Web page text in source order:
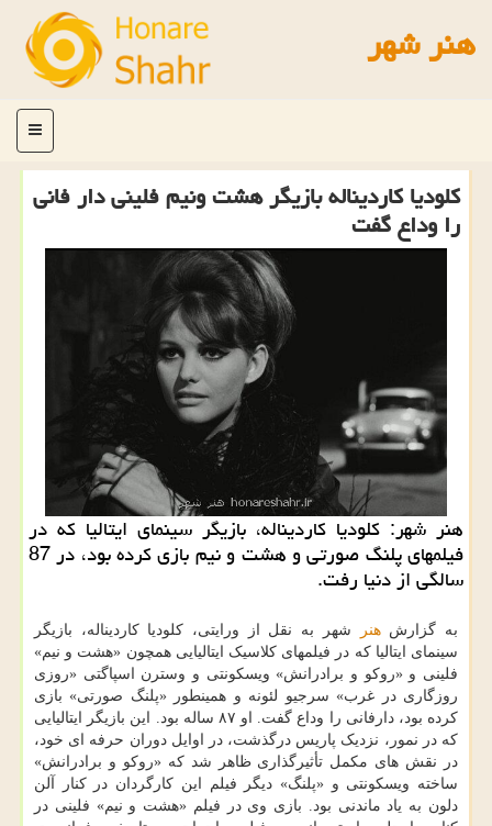
هنر شهر
منو
کلودیا کاردیناله بازیگر هشت ونیم فلینی دار فانی
را وداع گفت
هنر شهر: کلودیا کاردیناله، بازیگر سینمای ایتالیا که در
فیلمهای پلنگ صورتی و هشت و نیم بازی کرده بود، در 87
سالگی از دنیا رفت.
به گزارشهنر
شهر به نقل از ورایتی، کلودیا کاردیناله، بازیگر
سینمای ایتالیا که در فیلمهای کلاسیک ایتالیایی همچون «هشت و نیم»
فلینی و «روکو و برادرانش» ویسکونتی و وسترن اسپاگتی «روزی
روزگاری در غرب» سرجیو لئونه و همینطور «پلنگ صورتی» بازی
کرده بود، دارفانی را وداع گفت. او ۸۷ ساله بود. این بازیگر ایتالیایی
که در نمور، نزدیک پاریس درگذشت، در اوایل دوران حرفه ای خود،
در نقش های مکمل تأثیرگذاری ظاهر شد که «روکو و برادرانش»
ساخته ویسکونتی و «پلنگ» دیگر فیلم این کارگردان در کنار آلن
دلون به یاد ماندنی بود. بازی وی در فیلم «هشت و نیم» فلینی در